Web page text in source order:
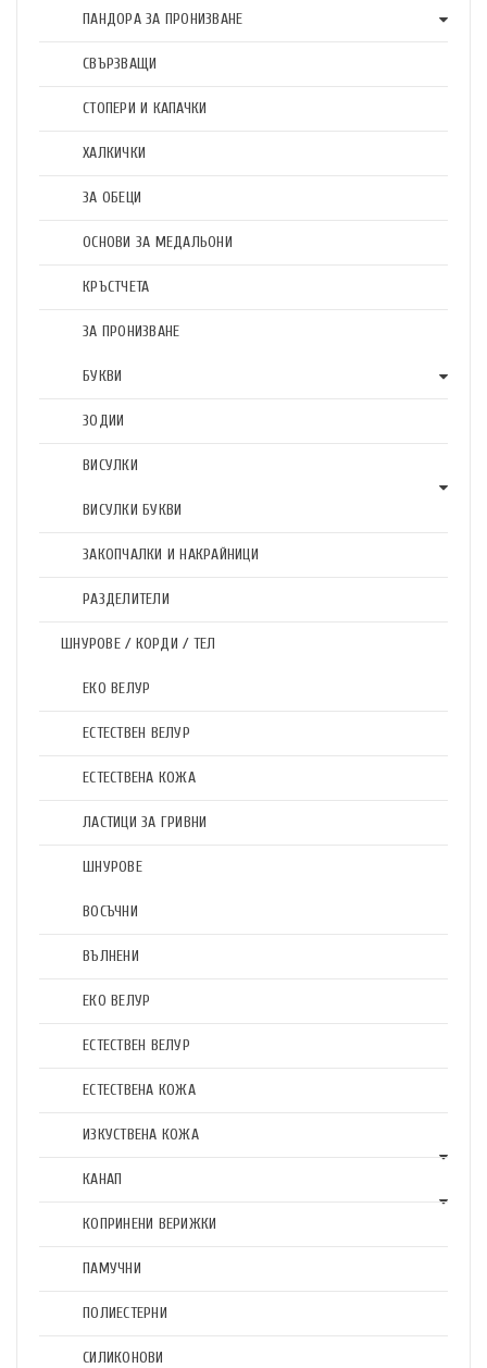
ПАНДОРА ЗА ПРОНИЗВАНЕ
СВЪРЗВАЩИ
СТОПЕРИ И КАПАЧКИ
ХАЛКИЧКИ
ЗА ОБЕЦИ
ОСНОВИ ЗА МЕДАЛЬОНИ
КРЪСТЧЕТА
ЗА ПРОНИЗВАНЕ
БУКВИ
ЗОДИИ
ВИСУЛКИ
ВИСУЛКИ БУКВИ
ЗАКОПЧАЛКИ И НАКРАЙНИЦИ
РАЗДЕЛИТЕЛИ
ШНУРОВЕ / КОРДИ / ТЕЛ
ЕКО ВЕЛУР
ЕСТЕСТВЕН ВЕЛУР
ЕСТЕСТВЕНА КОЖА
ЛАСТИЦИ ЗА ГРИВНИ
ШНУРОВЕ
ВОСЪЧНИ
ВЪЛНЕНИ
ЕКО ВЕЛУР
ЕСТЕСТВЕН ВЕЛУР
ЕСТЕСТВЕНА КОЖА
ИЗКУСТВЕНА КОЖА
КАНАП
КОПРИНЕНИ ВЕРИЖКИ
ПАМУЧНИ
ПОЛИЕСТЕРНИ
СИЛИКОНОВИ